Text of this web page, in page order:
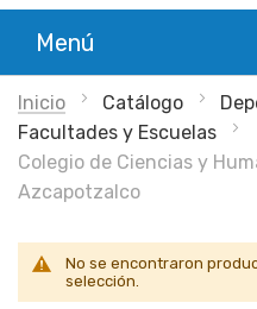
Menú
Inicio Catálogo
Facultades y Escuelas
Colegio de Ciencias y
Azcapotzalco
No se encontraron
selección.